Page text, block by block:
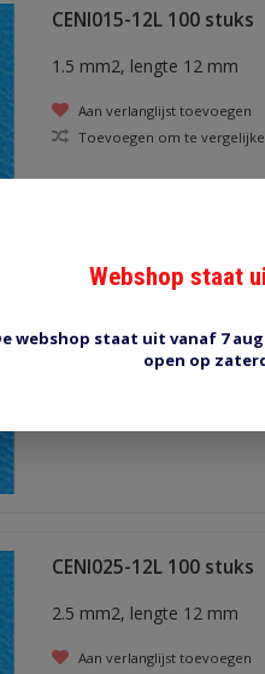
CENI015-12L 100 stuks
1.5 mm2, lengte 12 mm
Aan verlanglijst toevoegen
Toevoegen om te
CENI025-10L 100 stuks
2.5 mm2, lengte 10 mm
CENI025-12L 100 stuks
2.5 mm2, lengte 12 mm
Aan verlanglijst toevoegen
Webshop staat
webshop staat uit vanaf 7
open op